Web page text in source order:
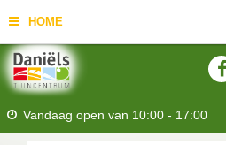
HOME
Vandaag open van 10:00 - 17:00